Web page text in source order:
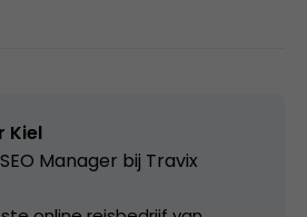
Kiel
Manager bij Travix